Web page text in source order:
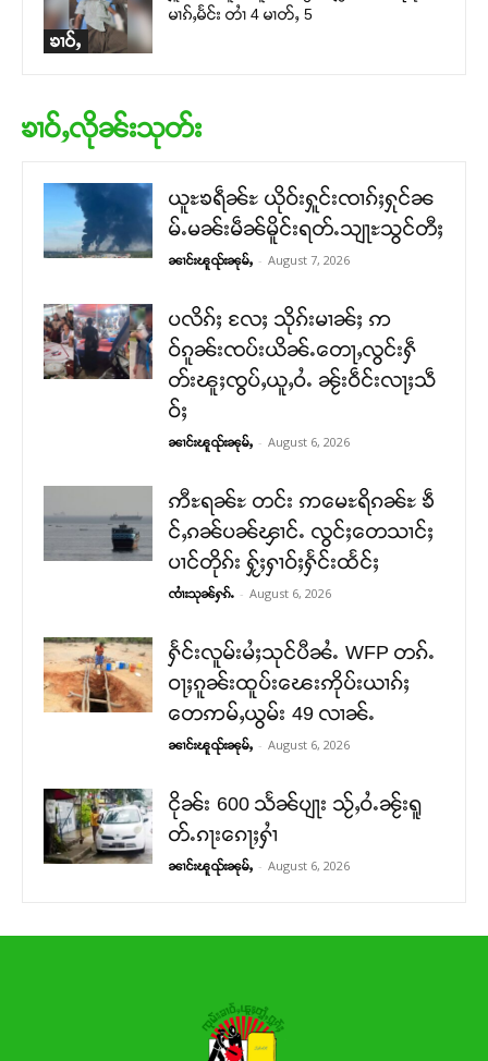
ၶၢဝ်ႇ
မၢၵ်ႇမႅင်း တၢႆ 4 မၢတ်ႇ 5
ၶၢဝ်ႇလိုၼ်းသုတ်း
ယူႊၶရဵၼ်ႊ ယိုဝ်းႁူင်းၸၢၵ်ႈႁုင်ၼ
မ်ႉမၼ်းမဵၼ်မိူင်းရတ်ႉသျႃႊသွင်တီႈ
ၼၢင်းၽူၺ်းၼုမ်ႇ - August 7, 2026
ပလိၵ်ႈ လႄႈ သိုၵ်းမၢၼ်ႈ ဢ
ဝ်ၵူၼ်းၸပ်းယိၼ်ႉတေႃႇလွင်းႁဵ
တ်းၽူႈၸွပ်ႇယူႇဝႆႉ ၼႂ်းဝဵင်းလႃႈသဵ
ဝ်ႈ
ၼၢင်းၽူၺ်းၼုမ်ႇ - August 6, 2026
ဢီႊရၼ်ႊ တင်း ဢမေႊရိၵၼ်ႊ ၶဵ
င်ႇၵၼ်ပၼ်ၾၢင်ႉ လွင်ႈတေသၢင်ႈ
ပၢင်တိုၵ်း ႁႂ်ႈႁၢဝ်ႈႁႅင်းထႅင်ႈ
ၸၢႆးသုၼ်ႁၵ်ႉ - August 6, 2026
ႁႅင်းလူမ်းမႆႈသုင်ပီၼႆႉ WFP တၵ်ႉ
ဝႃႈၵူၼ်းထူပ်းၽေးဢိုပ်းယၢၵ်ႈ
တေဢမ်ႇယွမ်း 49 လၢၼ်ႉ
ၼၢင်းၽူၺ်းၼုမ်ႇ - August 6, 2026
ငိုၼ်း 600 သႅၼ်ပျႃး သႂ်ႇဝႆႉၼႂ်းရူ
တ်ႉၵႃးၵေႃႈႁၢႆ
ၼၢင်းၽူၺ်းၼုမ်ႇ - August 6, 2026